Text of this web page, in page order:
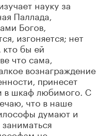
науку за
Паллада,
Богов,
изгоняется; нет
кто бы ей
что сама,
вознаграждение
принесет
в шкаф любимого. С
что в наше
думают и